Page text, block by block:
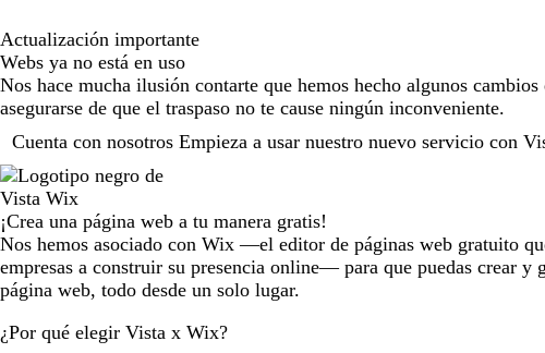
Actualización importante
Webs ya no está en uso
Nos hace mucha ilusión contarte que hemos hecho algunos
asegurarse de que el traspaso no te cause ningún inconveniente.
Cuenta con nosotros Empieza a usar nuestro nuevo servicio con
¡Crea una página web a tu manera gratis!
Nos hemos asociado con Wix —el editor de páginas web gratuito
empresas a construir su presencia online— para que puedas crear y
página web, todo desde un solo lugar.
¿Por qué elegir Vista x Wix?